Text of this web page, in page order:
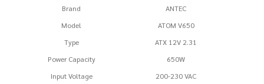
Brand
ANTEC
Model
ATOM V650
Type
ATX 12V 2.31
Power Capacity
650W
Input Voltage
200-230 VAC